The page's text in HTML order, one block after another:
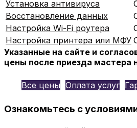
Установка антивируса
Восстановление данных
Настройка Wi-Fi роутера
Настройка принтера или МФУ
Указанные на сайте и
цены после приезда мастера
Все цены Оплата услуг
Ознакомьтесь с